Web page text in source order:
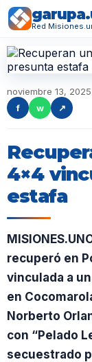
Red
noviembre 13, 2025
f
w ↗
4×4
estafa
recuperó en
vinculada a
en
Norberto
con “Pelado
secuestrado